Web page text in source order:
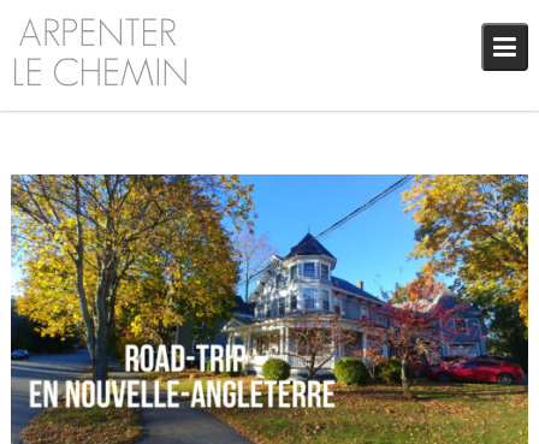
Skip
content
1 novembre 2018
Audrey
Amérique du Nord,
Amériques,Blog